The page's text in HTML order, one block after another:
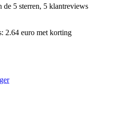
de 5 sterren, 5 klantreviews
2.64 euro met korting